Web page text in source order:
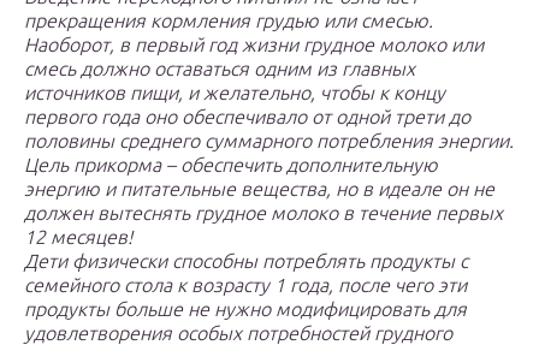
прекращения кормления грудью или смесью.
Наоборот, в первый год жизни грудное молоко или
смесь должно оставаться одним из главных
источников пищи, и желательно, чтобы к концу
первого года оно обеспечивало от одной трети до
половины среднего суммарного потребления энергии.
Цель прикорма – обеспечить дополнительную
энергию и питательные вещества, но в идеале он не
должен вытеснять грудное молоко в течение первых
12 месяцев!
Дети физически способны потреблять продукты с
семейного стола к возрасту 1 года, после чего эти
продукты больше не нужно модифицировать для
удовлетворения особых потребностей грудного